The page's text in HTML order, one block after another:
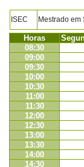
ISEC Mestrado
Horas
08:30
09:00
09:30
10:00
10:30
11:00
11:30
12:00
12:30
13:00
13:30
14:00
14:30